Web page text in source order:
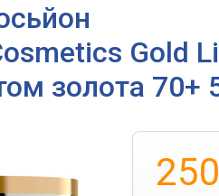
Gold
золота 70+
250